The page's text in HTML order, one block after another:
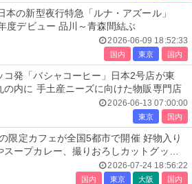
本の新型夜行特急「ルナ・アズール」
度デビュー 品川～青森間結ぶ
2026-06-09 18:52:33
国内 東京 国内
コ発「バシャコーヒー」日本2号店が東
の内に 手土産ニーズに向けた物販専門店
2026-06-13 07:00:00
東京 国内
限定カフェが全国5都市で開催 好物入り
スープカレー、撮りおろしカットグッズ
2026-07-24 18:56:22
国内 東京 大阪 国内